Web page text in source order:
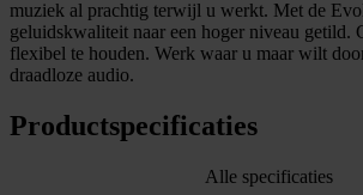
muziek al prachtig terwijl u werkt. Met de
geluidskwaliteit naar een hoger niveau getild.
flexibel te houden. Werk waar u maar wilt
draadloze audio.
Productspecificaties
Alle specificaties